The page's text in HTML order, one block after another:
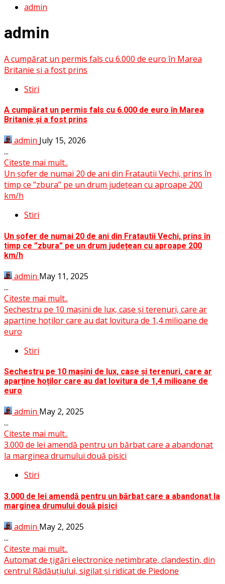
admin
admin
A cumpărat un permis fals cu 6.000 de euro în Marea
Britanie și a fost prins
Stiri
A cumpărat un permis fals cu 6.000 de euro în Marea
Britanie și a fost prins
admin July 15, 2026
...
Citeste mai mult..
Un șofer de numai 20 de ani din Fratautii Vechi, prins în
timp ce ”zbura” pe un drum județean cu aproape 200
km/h
Stiri
Un șofer de numai 20 de ani din Fratautii Vechi, prins în
timp ce ”zbura” pe un drum județean cu aproape 200
km/h
admin May 11, 2025
...
Citeste mai mult..
Sechestru pe 10 mașini de lux, case și terenuri, care ar
aparține hoților care au dat lovitura de 1,4 milioane de
euro
Stiri
Sechestru pe 10 mașini de lux, case și terenuri, care ar
aparține hoților care au dat lovitura de 1,4 milioane de
euro
admin May 2, 2025
...
Citeste mai mult..
3.000 de lei amendă pentru un bărbat care a abandonat
la marginea drumului două pisici
Stiri
3.000 de lei amendă pentru un bărbat care a abandonat la
marginea drumului două pisici
admin May 2, 2025
...
Citeste mai mult..
Automat de țigări electronice netimbrate, clandestin, din
centrul Rădăuțiului, sigilat și ridicat de Piedone